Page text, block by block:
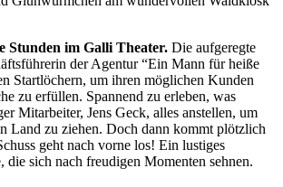
Stunden im Galli Theater. Die aufgeregte
der Agentur “Ein Mann für heiße
Startlöchern, um ihren möglichen Kunden
zu erfüllen. Spannend zu erleben, was
Mitarbeiter, Jens Geck, alles anstellen, um
Land zu ziehen. Doch dann kommt plötzlich
geht nach vorne los! Ein lustiges
die sich nach freudigen Momenten sehnen.